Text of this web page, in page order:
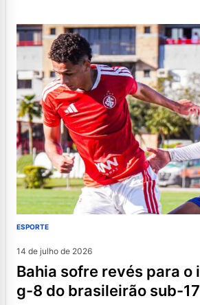
ESPORTE
14 de julho de 2026
bahia sofre revés para o inter e sai do
g-8 do brasileirão sub-17